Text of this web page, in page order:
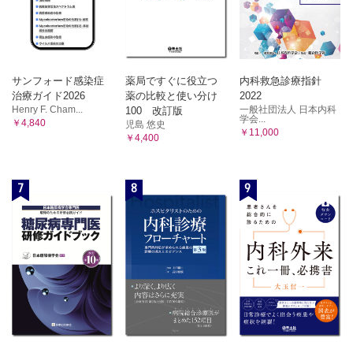
サンフォード感染症
治療ガイド2026
Henry F. Cham...
￥4,840
薬局ですぐに役立つ
薬の比較と使い分け
100 改訂版
児島 悠史
￥4,400
内科救急診療指針
2022
一般社団法人 日本内科
学会...
￥11,000
7 8 9